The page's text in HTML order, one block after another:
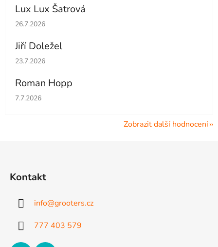
Lux Lux Šatrová
Hodnocení obchodu je 5 z 5 hvězdiček.
26.7.2026
Jiří Doležel
Hodnocení obchodu je 5 z 5 hvězdiček.
23.7.2026
Roman Hopp
Hodnocení obchodu je 5 z 5 hvězdiček.
7.7.2026
Zobrazit další hodnocení
Kontakt
info@grooters.cz
777 403 579